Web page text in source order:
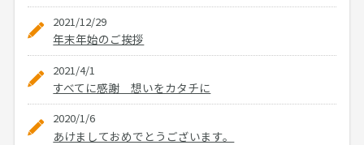
2021/12/29
年末年始のご挨拶
2021/4/1
すべてに感謝 想いをカタチに
2020/1/6
あけましておめでとうございます。